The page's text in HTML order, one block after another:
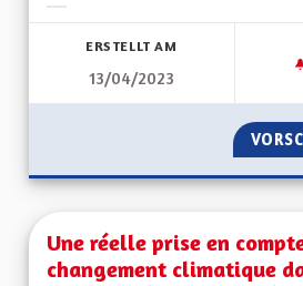
ERSTELLT AM
13/04/2023
Une réelle prise en
changement climatique